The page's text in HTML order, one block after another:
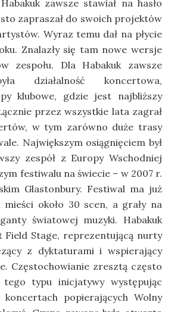
zawsze stawiał na hasło
zapraszał do swoich projektów
Wyraz temu dał na płycie
Znalazły się tam nowe wersje
zespołu. Dla Habakuk zawsze
działalność koncertowa,
klubowe, gdzie jest najbliższy
przez wszystkie lata zagrał
w tym zarówno duże trasy
Największym osiągnięciem był
zespół z Europy Wschodniej
festiwalu na świecie – w 2007 r.
Glastonbury. Festiwal ma już
około 30 scen, a grały na
światowej muzyki. Habakuk
Field Stage, reprezentującą nurty
z dyktaturami i wspierający
Częstochowianie zresztą często
typu inicjatywy występując
popierających Wolny